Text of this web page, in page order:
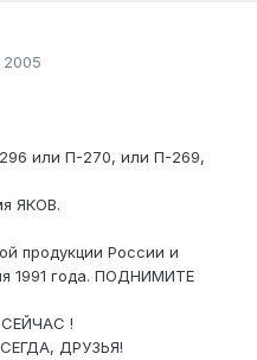
или П-270, или П-269,
ЯКОВ.
продукции России и
1991 года. ПОДНИМИТЕ
!
ДРУЗЬЯ!